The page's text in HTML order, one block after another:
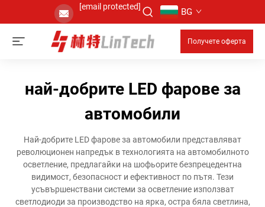
[email protected] BG
Получете оферта
най-добрите LED фарове за
автомобили
Най-добрите LED фарове за автомобили представляват
революционен напредък в технологията на автомобилното
осветление, предлагайки на шофьорите безпрецедентна
видимост, безопасност и ефективност по пътя. Тези
усъвършенствани системи за осветление използват
светлодиоди за производство на ярка, остра бяла светлина,